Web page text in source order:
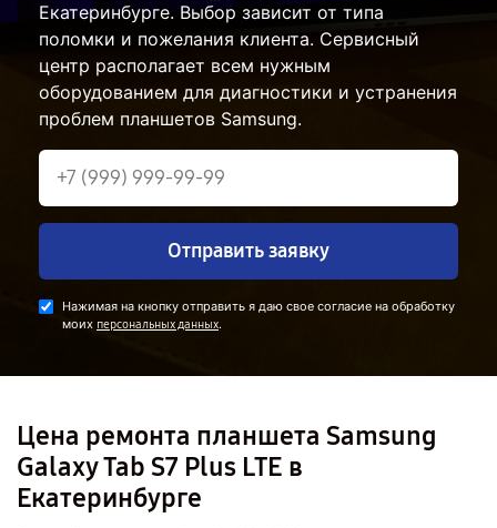
Екатеринбурге. Выбор зависит от типа
поломки и пожелания клиента. Сервисный
центр располагает всем нужным
оборудованием для диагностики и устранения
проблем планшетов Samsung.
Отправить заявку
Нажимая на кнопку отправить я даю свое согласие на обработку
моих персональных данных.
Цена ремонта планшета Samsung
Galaxy Tab S7 Plus LTE в
Екатеринбурге